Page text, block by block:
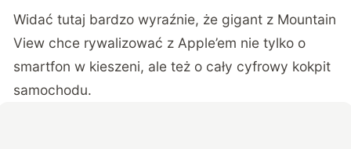
Widać tutaj bardzo wyraźnie, że gigant z Mountain
View chce rywalizować z Apple’em nie tylko o
smartfon w kieszeni, ale też o cały cyfrowy kokpit
samochodu.